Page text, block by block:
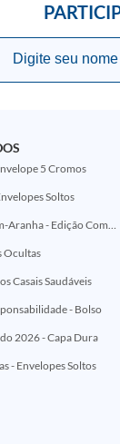
5 Cromos
Soltos
Superman Vs. Homem-Aranha - Edição Comemorativa 50 Anos (Encontros Clássicos Dc E Marvel)
Ocultas
Casais Saudáveis
- Bolso
2026 - Capa Dura
- Envelopes Soltos